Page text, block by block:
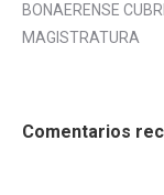
BONAERENSE
MAGISTRATURA
Comentarios